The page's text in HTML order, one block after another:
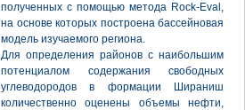
полученных с помощью метода Rock-Eval,
на основе которых построена бассейновая
модель изучаемого региона.
Для определения районов с наибольшим
потенциалом содержания свободных
углеводородов в формации Шираниш
количественно оценены объемы нефти,